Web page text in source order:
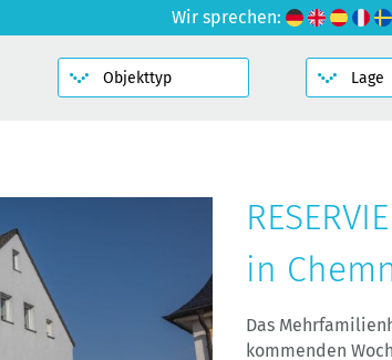
Wir sprechen:
in
Das
kommenden